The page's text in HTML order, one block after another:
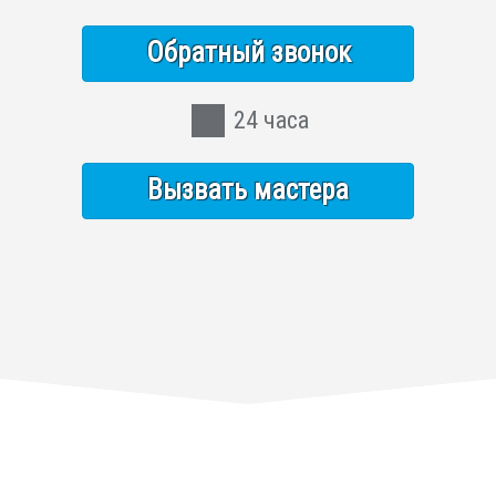
Обратный звонок
24 часа
Вызвать мастера